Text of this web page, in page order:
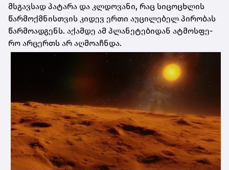
მსგავ­სად პა­ტა­რა და კლდო­ვა­ნი, რაც სი­ცო­ცხლის
წარ­მოქ­მნის­თვის კი­დევ ერთი აუ­ცი­ლე­ბელ პი­რო­ბას
წარ­მო­ად­გენს. აქამ­დე ამ პლა­ნე­ტე­ბი­დან ატ­მოს­ფე­
რო არ­ცერ­თს არ აღ­მო­აჩ­ნდა.